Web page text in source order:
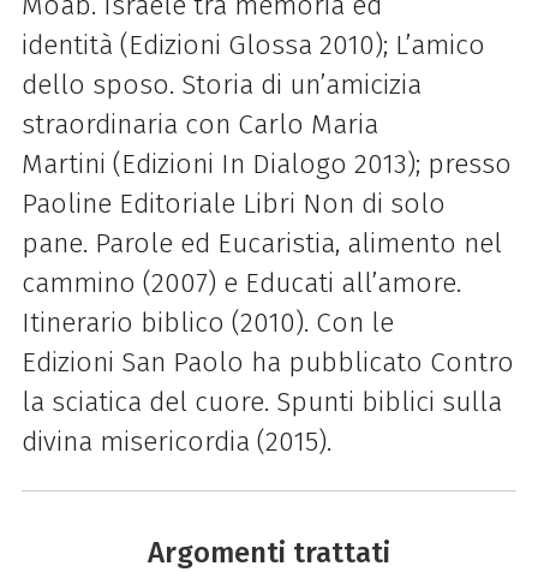
identità (Edizioni Glossa 2010); L’amico
dello sposo. Storia di un’amicizia
straordinaria con Carlo Maria
Martini (Edizioni In Dialogo 2013); presso
Paoline Editoriale Libri Non di solo
pane. Parole ed Eucaristia, alimento nel
cammino (2007) e Educati all’amore.
Itinerario biblico (2010). Con le
Edizioni San Paolo ha pubblicato Contro
la sciatica del cuore. Spunti biblici sulla
divina misericordia (2015).
Argomenti trattati